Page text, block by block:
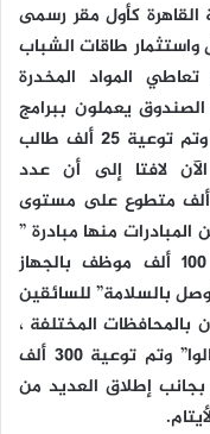
القاهرة كأول مقر رسمى
واستثمار طاقات الشباب
المواد المخدرة
يعملون ببرامج
مختلفة تحت شعار “قوتنا فى شبابنا ” وتم توعية 25 ألف طالب
لافتا إلى أن عدد
المتطوعين لدى الصندوق يصل إلى 29 ألف متطوع على مستوى
منها مبادرة ”
مصلحتك” للموظفين حيث تم توعية 100 ألف موظف بالجهاز
بالسلامة” للسائقين
بالمحافظات المختلفة ،
علاوة على مبادرة مبادرة ” خدعوك فقالوا” وتم توعية 300 ألف
إطلاق العديد من
.‬